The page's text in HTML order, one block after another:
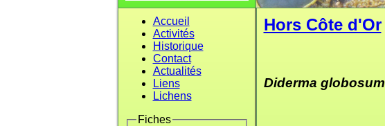
Accueil
Activités
Historique
Contact
Actualités
Liens
Lichens
Fiches
Hors Côte d'Or
Diderma globosum